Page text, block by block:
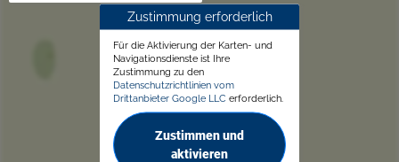
Zustimmung erforderlich
Für die Aktivierung der Karten- und
Navigationsdienste ist Ihre
Zustimmung zu den
Datenschutzrichtlinien vom
Drittanbieter Google LLC erforderlich.
Zustimmen und
aktivieren